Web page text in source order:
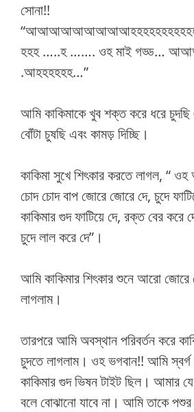
সোনা!!
হহহ …..হ ……. ওহ মাই গড্ড…
.আহহহহহহ…”
আমি কাকিমাকে খুব শক্ত করে ধরে
বোঁটা চুষছি এবং কামড় দিচ্ছি।
কাকিমা সুখে শিৎকার করতে লাগল,
চোদ চোদ বাপ জোরে জোরে দে, চুদে
কাকিমার গুদ ফাটিয়ে দে, রক্ত বের করে
চুদে লাল করে দে”।
আমি কাকিমার শিৎকার শুনে আরো জোরে
লাগলাম।
তারপরে আমি অবস্থান পরিবর্তন করে
চুদতে লাগলাম। ওহ ভগবান!! আমি স্বর্গ
কাকিমার গুদ ভিষন টাইট ছিল। আমার
বলে বোঝানো যাবে না। আমি তাকে